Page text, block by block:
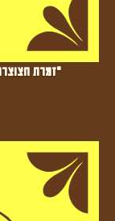
"זמרת